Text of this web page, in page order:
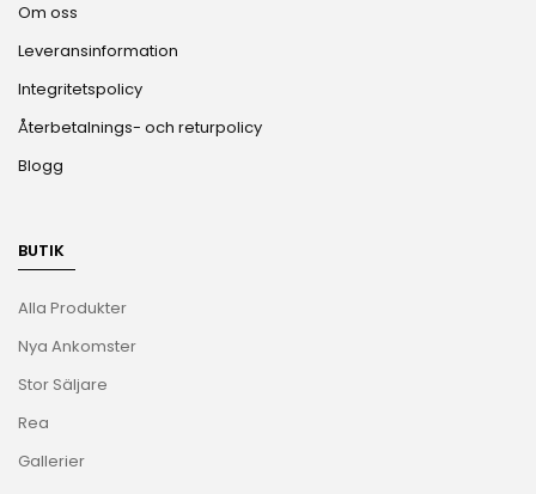
Om oss
Leveransinformation
Integritetspolicy
Återbetalnings- och returpolicy
Blogg
BUTIK
Alla Produkter
Nya Ankomster
Stor Säljare
Rea
Gallerier